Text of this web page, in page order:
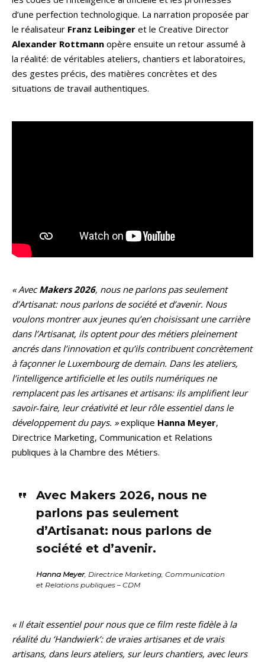
d’une perfection technologique. La narration proposée par
le réalisateur Franz Leibinger et le Creative Director
Alexander Rottmann opère ensuite un retour assumé à
la réalité: de véritables ateliers, chantiers et laboratoires,
des gestes précis, des matières concrètes et des
situations de travail authentiques.
« AvecMakers 2026, nous ne parlons pas seulement
d’Artisanat: nous parlons de société et d’avenir. Nous
voulons montrer aux jeunes qu’en choisissant une carrière
dans l’Artisanat, ils optent pour des métiers pleinement
ancrés dans l’innovation et qu’ils contribuent concrètement
à façonner le Luxembourg de demain. Dans les ateliers,
l’intelligence artificielle et les outils numériques ne
remplacent pas les artisanes et artisans: ils amplifient leur
savoir‑faire, leur créativité et leur rôle essentiel dans le
développement du pays. »explique Hanna Meyer,
Directrice Marketing, Communication et Relations
publiques à la Chambre des Métiers.
Avec Makers 2026, nous ne
parlons pas seulement
d’Artisanat: nous parlons de
société et d’avenir.
Hanna Meyer, Directrice Marketing, Communication
et Relations publiques – CDM
« Il était essentiel pour nous que ce film reste fidèle à la
réalité du ‘Handwierk’: de vraies artisanes et de vrais
artisans, dans leurs ateliers, sur leurs chantiers, avec leurs